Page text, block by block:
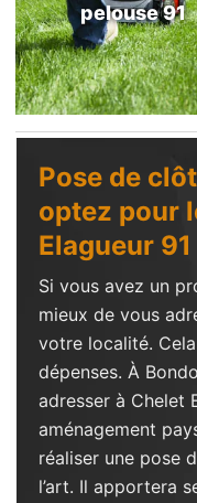
pelouse 91
Pose de
optez pour
Elagueur 91
Si vous avez un
mieux de vous
votre localité.
dépenses. À
adresser à Chelet
aménagement
réaliser une pose
l’art. Il apportera